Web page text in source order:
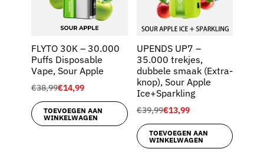
FLYTO 30K – 30.000
Puffs Disposable
Vape, Sour Apple
€38,99€14,99
TOEVOEGEN AAN
WINKELWAGEN
UPENDS UP7 –
35.000 trekjes,
dubbele smaak (Extra-
knop), Sour Apple
Ice+Sparkling
€39,99€13,99
TOEVOEGEN AAN
WINKELWAGEN